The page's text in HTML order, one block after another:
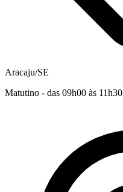
Aracaju/SE
Matutino - das 09h00 às 11h30